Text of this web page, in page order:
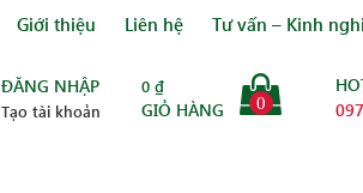
Giới thiệu Liên hệ Tư vấn – Kinh
ĐĂNG NHẬP
Tạo tài khoản
0 ₫
GIỎ HÀNG 0